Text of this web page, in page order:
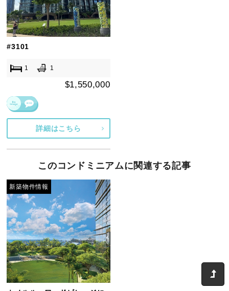
#3101
1 1
$1,550,000
詳細はこちら
このコンドミニアムに関連する記事
新築物件情報